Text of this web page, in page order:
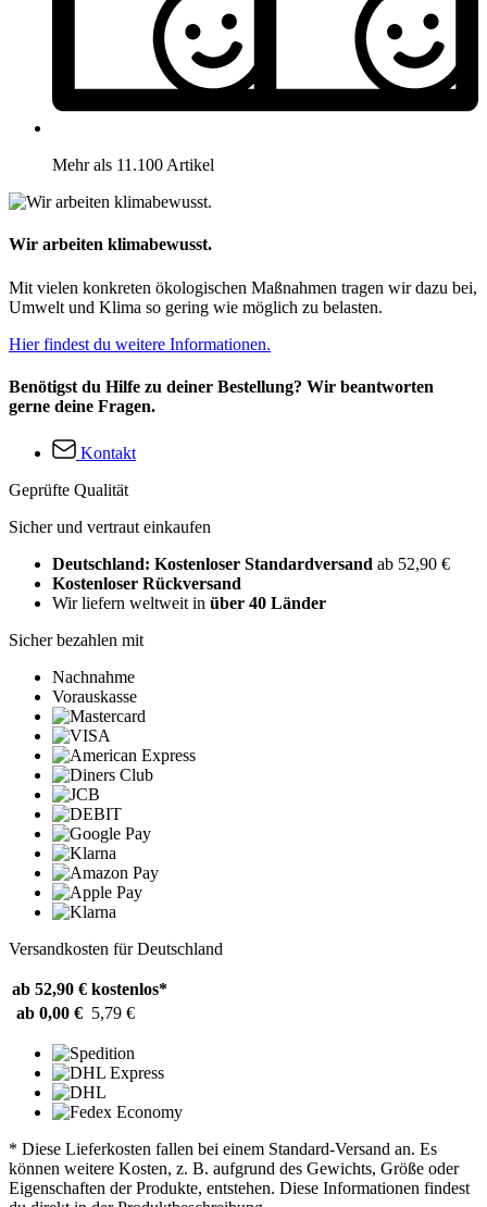
Mehr als 11.100 Artikel
Wir arbeiten klimabewusst.
Mit vielen konkreten ökologischen Maßnahmen tragen wir dazu bei,
Umwelt und Klima so gering wie möglich zu belasten.
Hier findest du weitere Informationen.
Benötigst du Hilfe zu deiner Bestellung? Wir beantworten
gerne deine Fragen.
Kontakt
Geprüfte Qualität
Sicher und vertraut einkaufen
Deutschland: Kostenloser Standardversand ab 52,90 €
Kostenloser Rückversand
Wir liefern weltweit in über 40 Länder
Sicher bezahlen mit
Nachnahme
Vorauskasse
Versandkosten für Deutschland
ab 52,90 € kostenlos*
ab 0,00 € 5,79 €
* Diese Lieferkosten fallen bei einem Standard-Versand an. Es
können weitere Kosten, z. B. aufgrund des Gewichts, Größe oder
Eigenschaften der Produkte, entstehen. Diese Informationen findest